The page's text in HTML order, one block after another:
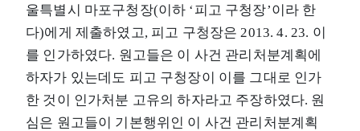
울특별시 마포구청장(이하 ‘피고 구청장’이라 한
다)에게 제출하였고, 피고 구청장은 2013. 4. 23. 이
를 인가하였다. 원고들은 이 사건 관리처분계획에
하자가 있는데도 피고 구청장이 이를 그대로 인가
한 것이 인가처분 고유의 하자라고 주장하였다. 원
심은 원고들이 기본행위인 이 사건 관리처분계획